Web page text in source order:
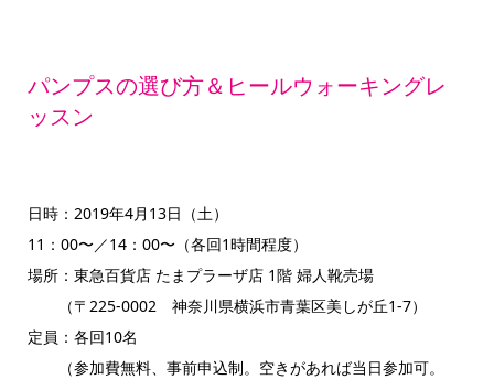
パンプスの選び方＆ヒールウォーキングレ
ッスン
日時：2019年4月13日（土）
11：00〜／14：00〜（各回1時間程度）
場所：東急百貨店 たまプラーザ店 1階 婦人靴売場
（〒225-0002 神奈川県横浜市青葉区美しが丘1-7）
定員：各回10名
（参加費無料、事前申込制。空きがあれば当日参加可。